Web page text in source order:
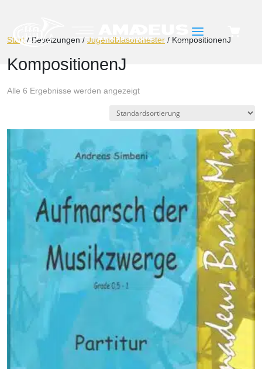
a
Start / Besetzungen / Jugendblasorchester / KompositionenJ
KompositionenJ
Alle 6 Ergebnisse werden angezeigt